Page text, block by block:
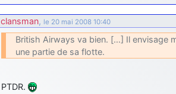
clansman, le 20 mai 2008 10:40
British Airways va bien. […] Il envisage
une partie de sa flotte.
PTDR.